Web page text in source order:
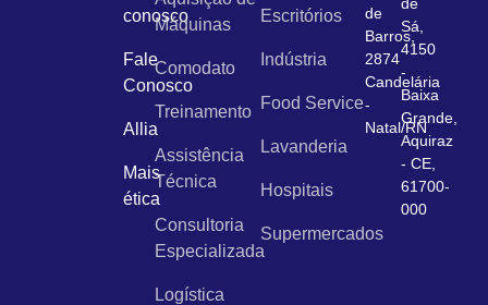
conosco
Fale
Conosco
Allia
Mais
ética
Máquinas
Comodato
Treinamento
Assistência
Técnica
Consultoria
Especializada
Logística
Escritórios
Indústria
Food Service
Lavanderia
Hospitais
Supermercados
de
Barros,
2874
Candelária
-
Natal/RN
Sá,
4150
-
Baixa
Grande,
Aquiraz
- CE,
61700-
000